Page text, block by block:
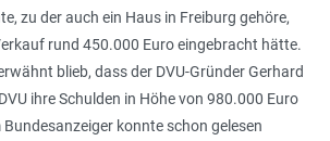
zu der auch ein Haus in Freiburg gehöre,
rund 450.000 Euro eingebracht hätte.
blieb, dass der DVU-Gründer Gerhard
ihre Schulden in Höhe von 980.000 Euro
Bundesanzeiger konnte schon gelesen